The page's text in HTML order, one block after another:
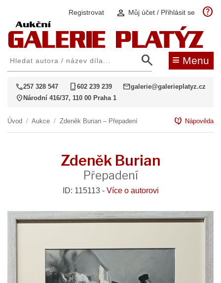
Registrovat person Můj účet / Přihlásit se help
search ≡ Menu
call257 328 547 phone_iphone602 239 239 mailgalerie@galerieplatyz.cz
location_on Národní 416/37, 110 00 Praha 1
Úvod / Aukce / Zdeněk Burian – Přepadení contact_support Nápověda
Zdeněk Burian
Přepadení
ID: 115113 - Více o autorovi